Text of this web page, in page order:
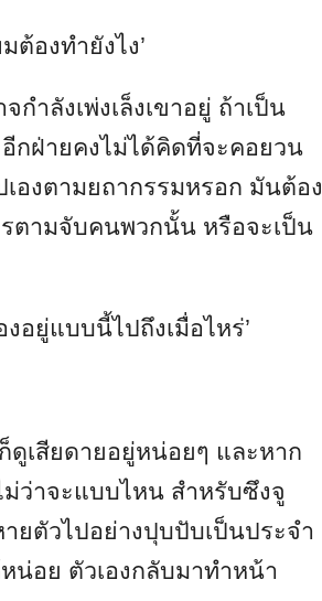
องทำยังไง’
ำลังเพ่งเล็งเขาอยู่ ถ้าเป็น
กฝ่ายคงไม่ได้คิดที่จะคอยวน
องตามยถากรรมหรอก มันต้อง
ตามจับคนพวกนั้น หรือจะเป็น
อยู่แบบนี้ไปถึงเมื่อไหร่’
เสียดายอยู่หน่อยๆ และหาก
ว่าจะแบบไหน สำหรับซึงจู
ยตัวไปอย่างปุบปับเป็นประจำ
น่อย ตัวเองกลับมาทำหน้า